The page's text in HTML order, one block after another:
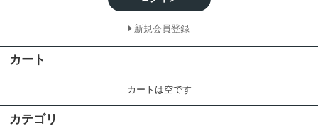
新規会員登録
カート
カートは空です
カテゴリ